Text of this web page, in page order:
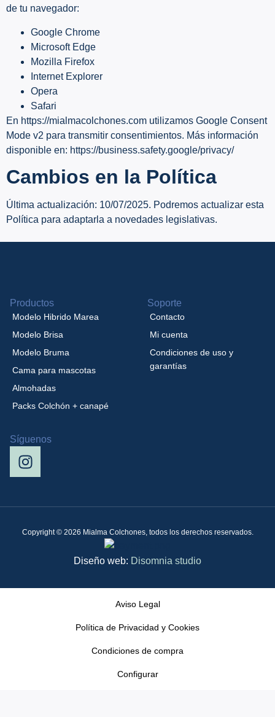
de tu navegador:
Google Chrome
Microsoft Edge
Mozilla Firefox
Internet Explorer
Opera
Safari
En https://mialmacolchones.com utilizamos Google Consent
Mode v2 para transmitir consentimientos. Más información
disponible en: https://business.safety.google/privacy/
Cambios en la Política
Última actualización: 10/07/2025. Podremos actualizar esta
Política para adaptarla a novedades legislativas.
Productos
Modelo Hibrido Marea
Modelo Brisa
Modelo Bruma
Cama para mascotas
Almohadas
Packs Colchón + canapé
Soporte
Contacto
Mi cuenta
Condiciones de uso y
garantías
Síguenos
Copyright © 2026 Mialma Colchones, todos los derechos reservados.
Diseño web: Disomnia studio
Aviso Legal
Política de Privacidad y Cookies
Condiciones de compra
Configurar